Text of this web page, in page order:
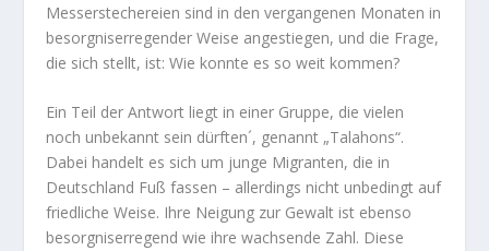
Messerstechereien sind in den vergangenen Monaten in
besorgniserregender Weise angestiegen, und die Frage,
die sich stellt, ist: Wie konnte es so weit kommen?
Ein Teil der Antwort liegt in einer Gruppe, die vielen
noch unbekannt sein dürften´, genannt „Talahons“.
Dabei handelt es sich um junge Migranten, die in
Deutschland Fuß fassen – allerdings nicht unbedingt auf
friedliche Weise. Ihre Neigung zur Gewalt ist ebenso
besorgniserregend wie ihre wachsende Zahl. Diese